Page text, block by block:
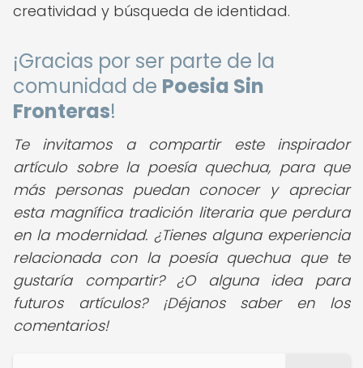
creatividad y búsqueda de identidad.
¡Gracias por ser parte de la
comunidad de Poesia Sin
Fronteras!
Te invitamos a compartir este inspirador
artículo sobre la poesía quechua, para que
más personas puedan conocer y apreciar
esta magnífica tradición literaria que perdura
en la modernidad. ¿Tienes alguna experiencia
relacionada con la poesía quechua que te
gustaría compartir? ¿O alguna idea para
futuros artículos? ¡Déjanos saber en los
comentarios!